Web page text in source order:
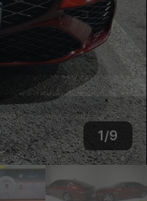
1/9